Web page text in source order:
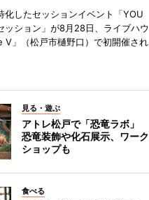
化したセッションイベント「YOU
ッション」が8月28日、ライブハウ
V」（松戸市樋野口）で初開催され
見る・遊ぶ
アトレ松戸で「恐竜ラボ」
恐竜装飾や化石展示、ワーク
ショップも
食べる